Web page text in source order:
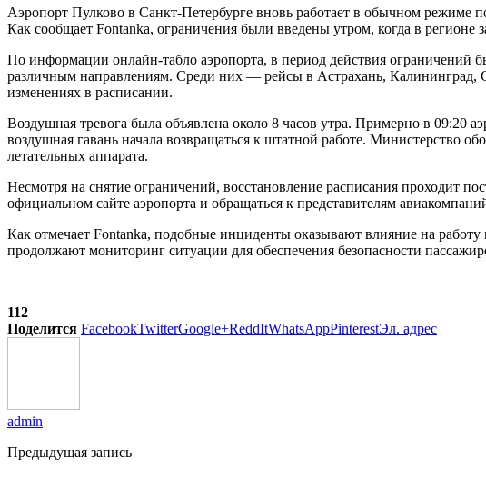
Аэропорт Пулково в Санкт-Петербурге вновь работает в обычном режиме
Как сообщает Fontanka, ограничения были введены утром, когда в регионе
По информации онлайн-табло аэропорта, в период действия ограничений
различным направлениям. Среди них — рейсы в Астрахань,
изменениях в расписании.
Воздушная тревога была объявлена около 8 часов утра. Примерно в 09:20
воздушная гавань начала возвращаться к штатной работе. Министерство
летательных аппарата.
Несмотря на снятие ограничений, восстановление расписания проходит
официальном сайте аэропорта и обращаться к представителям
Как отмечает Fontanka, подобные инциденты оказывают влияние на
продолжают мониторинг ситуации для обеспечения безопасности
112
Поделится FacebookTwitterGoogle+ReddItWhatsAppPinterestЭл. адрес
admin
Предыдущая запись